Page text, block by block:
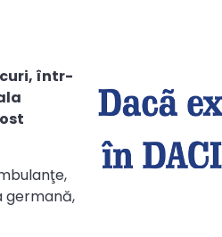
într-
germană,